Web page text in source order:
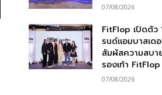
07/08/2026
FitFlop เปิดตัว
รนด์แอมบาสเด
สัมผัสความสบา
รองเท้า FitFlop
07/08/2026